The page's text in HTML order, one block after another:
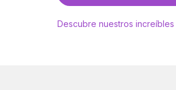
Descubre nuestros